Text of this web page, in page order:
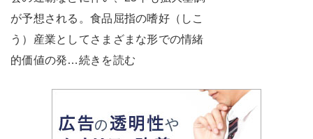
が予想される。食品屈指の嗜好（しこ
う）産業としてさまざまな形での情緒
的価値の発…続きを読む